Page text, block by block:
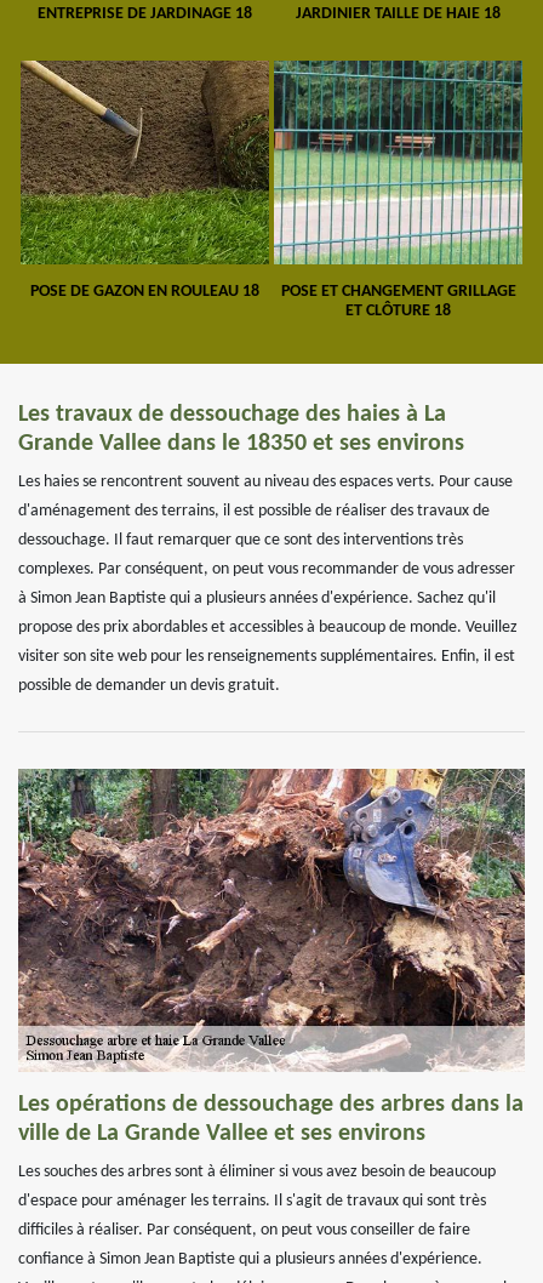
ENTREPRISE DE JARDINAGE 18 JARDINIER TAILLE DE HAIE 18
POSE DE GAZON EN ROULEAU 18
POSE ET CHANGEMENT GRILLAGE
ET CLÔTURE 18
Les travaux de dessouchage des haies à La
Grande Vallee dans le 18350 et ses environs
Les haies se rencontrent souvent au niveau des espaces verts. Pour cause
d'aménagement des terrains, il est possible de réaliser des travaux de
dessouchage. Il faut remarquer que ce sont des interventions très
complexes. Par conséquent, on peut vous recommander de vous adresser
à Simon Jean Baptiste qui a plusieurs années d'expérience. Sachez qu'il
propose des prix abordables et accessibles à beaucoup de monde. Veuillez
visiter son site web pour les renseignements supplémentaires. Enfin, il est
possible de demander un devis gratuit.
Les opérations de dessouchage des arbres dans la
ville de La Grande Vallee et ses environs
Les souches des arbres sont à éliminer si vous avez besoin de beaucoup
d'espace pour aménager les terrains. Il s'agit de travaux qui sont très
difficiles à réaliser. Par conséquent, on peut vous conseiller de faire
confiance à Simon Jean Baptiste qui a plusieurs années d'expérience.